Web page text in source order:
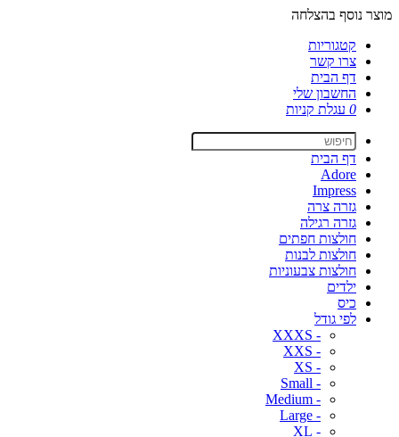
מוצר נוסף בהצלחה
קטגוריות
צרו קשר
דף הבית
החשבון שלי
0 עגלת קניות
דף הבית
Adore
Impress
גזרה צרה
גזרה רגילה
חולצות חפתים
חולצות לבנות
חולצות צבעוניות
ילדים
כיס
לפי גודל
- XXXS
- XXS
- XS
- Small
- Medium
- Large
- XL